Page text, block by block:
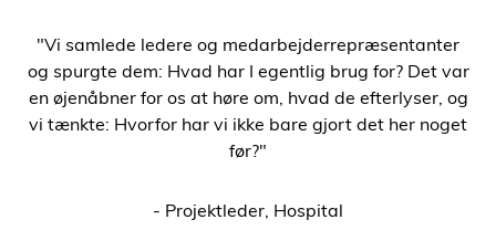
"Vi samlede ledere og medarbejderrepræsentanter
og spurgte dem: Hvad har I egentlig brug for? Det var
en øjenåbner for os at høre om, hvad de efterlyser, og
vi tænkte: Hvorfor har vi ikke bare gjort det her noget
før?"
- Projektleder, Hospital